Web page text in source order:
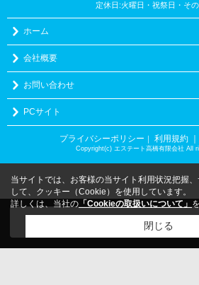
定休日:火曜日・祝祭日・そ
ホーム
会社概要
お問い合わせ
PCサイト
プライバシーポリシー 利用規約
Copyright(c) エステート高橋有限会社 All
こちらの物件をご覧の方にお勧め
当サイトでは、お客様の当サイト利用状況把握
して、クッキー（Cookie）を使用しています。
詳しくは、当社の 「Cookieの取扱いについて」
閉じる